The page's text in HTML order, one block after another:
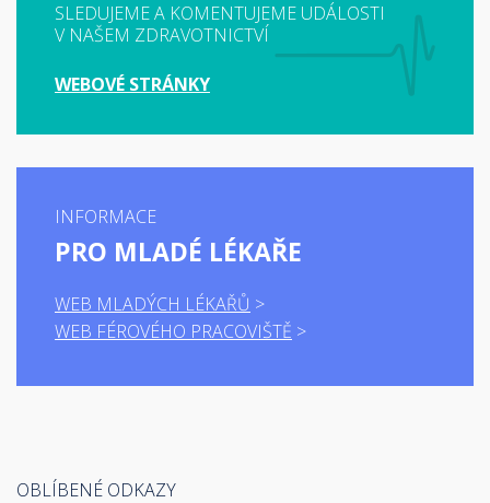
SLEDUJEME A KOMENTUJEME UDÁLOSTI
V NAŠEM ZDRAVOTNICTVÍ
WEBOVÉ STRÁNKY
INFORMACE
PRO MLADÉ LÉKAŘE
WEB MLADÝCH LÉKAŘŮ
WEB FÉROVÉHO PRACOVIŠTĚ
OBLÍBENÉ ODKAZY